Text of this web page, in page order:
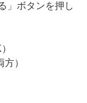
」ボタンを押し
）